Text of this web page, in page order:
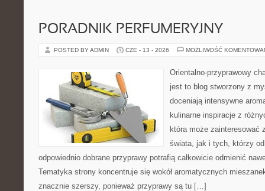
PORADNIK PERFUMERYJNY
POSTED BY ADMIN CZE - 13 - 2026 MOŻLIWOŚĆ
Orientalno-przyprawowy
jest to blog stworzony z
doceniają intensywne
kulinarne inspiracje z
która może zainteresować
świata, jak i tych, którzy
odpowiednio dobrane przyprawy potrafią całkowicie odmienić
Tematyka strony koncentruje się wokół aromatycznych
znacznie szerszy, ponieważ przyprawy są tu […]